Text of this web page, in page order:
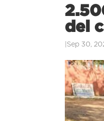
del
Sep 30,